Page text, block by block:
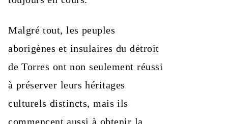
Malgré tout, les peuples
aborigènes et insulaires du détroit
de Torres ont non seulement réussi
à préserver leurs héritages
culturels distincts, mais ils
commencent aussi à obtenir la